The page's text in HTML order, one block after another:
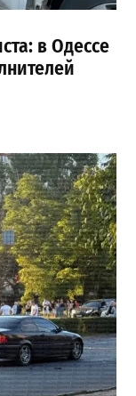
в Одессе